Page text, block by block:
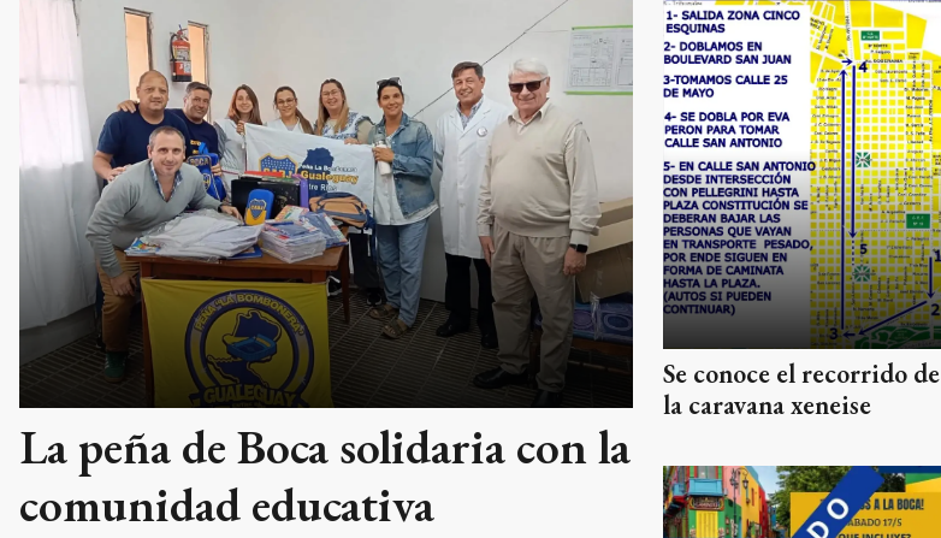
La peña de Boca solidaria con la
comunidad educativa
Se conoce el recorrido de
la caravana xeneise